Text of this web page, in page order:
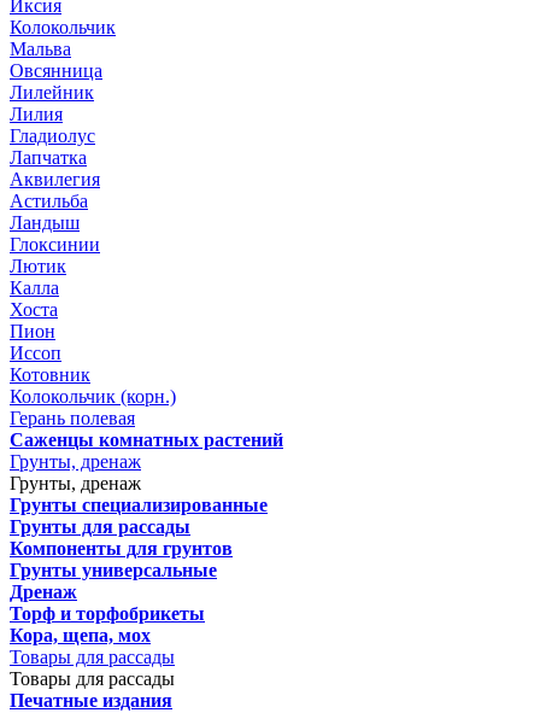
Иксия
Колокольчик
Мальва
Овсянница
Лилейник
Лилия
Гладиолус
Лапчатка
Аквилегия
Астильба
Ландыш
Глоксинии
Лютик
Калла
Хоста
Пион
Иссоп
Котовник
Колокольчик (корн.)
Герань полевая
Саженцы комнатных растений
Грунты, дренаж
Грунты, дренаж
Грунты специализированные
Грунты для рассады
Компоненты для грунтов
Грунты универсальные
Дренаж
Торф и торфобрикеты
Кора, щепа, мох
Товары для рассады
Товары для рассады
Печатные издания